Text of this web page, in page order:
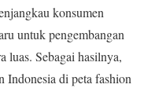
konsumen
untuk pengembangan
luas. Sebagai hasilnya,
Indonesia di peta fashion